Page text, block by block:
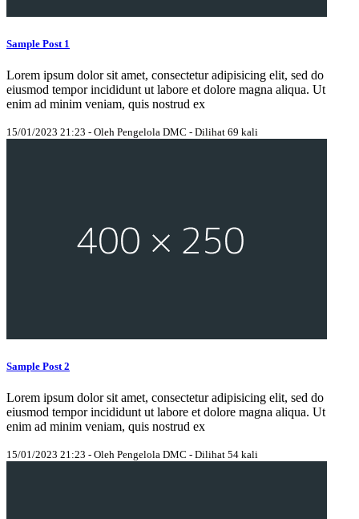
Sample Post 1
Lorem ipsum dolor sit amet, consectetur adipisicing elit, sed do
eiusmod tempor incididunt ut labore et dolore magna aliqua. Ut
enim ad minim veniam, quis nostrud ex
15/01/2023 21:23 - Oleh Pengelola DMC - Dilihat 69 kali
Sample Post 2
Lorem ipsum dolor sit amet, consectetur adipisicing elit, sed do
eiusmod tempor incididunt ut labore et dolore magna aliqua. Ut
enim ad minim veniam, quis nostrud ex
15/01/2023 21:23 - Oleh Pengelola DMC - Dilihat 54 kali